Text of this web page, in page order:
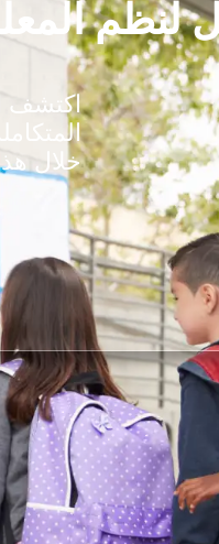
لنظم
اكتشف
خلال